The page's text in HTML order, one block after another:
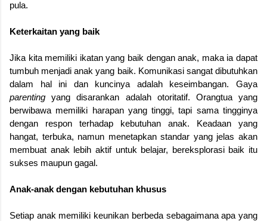
pula.
Keterkaitan yang baik
Jika kita memiliki ikatan yang baik dengan anak, maka ia dapat
tumbuh menjadi anak yang baik. Komunikasi sangat dibutuhkan
dalam hal ini dan kuncinya adalah keseimbangan. Gaya
parenting yang disarankan adalah otoritatif. Orangtua yang
berwibawa memiliki harapan yang tinggi, tapi sama tingginya
dengan respon terhadap kebutuhan anak. Keadaan yang
hangat, terbuka, namun menetapkan standar yang jelas akan
membuat anak lebih aktif untuk belajar, bereksplorasi baik itu
sukses maupun gagal.
Anak-anak dengan kebutuhan khusus
Setiap anak memiliki keunikan berbeda sebagaimana apa yang